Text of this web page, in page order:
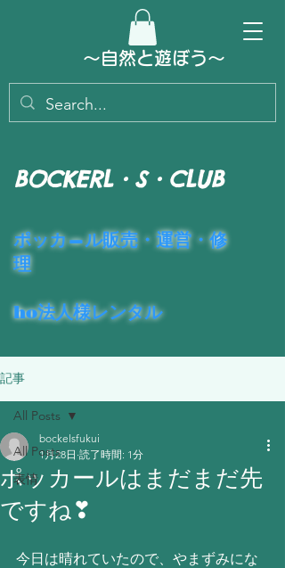
～​自然と遊ぼう～
​ポッカ―ル販売・運営・修
理
ho法人様レンタル
BOCKERL・S・CLUB
記事
All Posts
表情
All Posts
ポッカールはまだまだ先
ですね❣
bockelsfukui
1月28日 読了時間: 1分
今日は晴れていたので、やまずみにな